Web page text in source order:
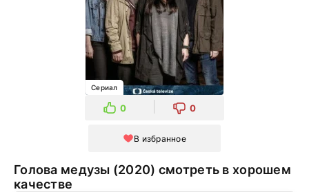
Сериал
0 0
В избранное
Голова медузы (2020) смотреть в хорошем
качестве